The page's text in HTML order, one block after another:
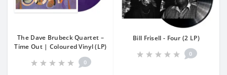
The Dave Brubeck Quartet –
Time Out | Coloured Vinyl (LP)
0
Bill Frisell - Four (2 LP)
0